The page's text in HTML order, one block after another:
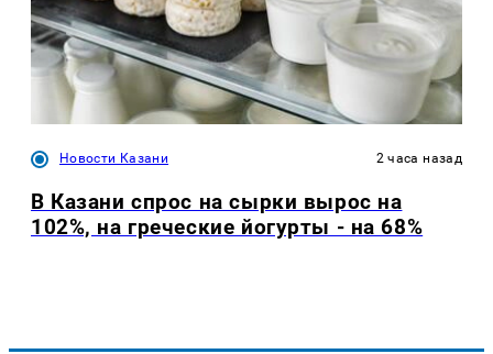
Новости Казани 2 часа назад
В Казани спрос на сырки вырос на
102%, на греческие йогурты - на 68%